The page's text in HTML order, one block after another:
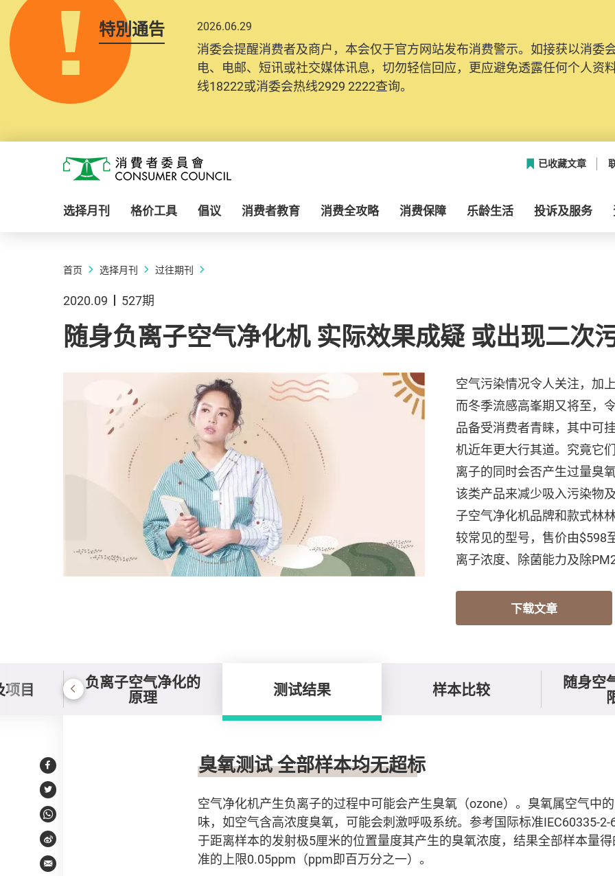
特別通告 2026.06.29
消委会提醒消费者及商户，本会仅于官方网站发布消费警示。如接获以消委
电、电邮、短讯或社交媒体讯息，切勿轻信回应，更应避免透露任何个人资
线18222或消委会热线2929 2222查询。
消费者委员会
已收藏文章
选择月刊 格价工具 倡议 消费者教育 消费全攻略 消费保障 乐龄生活 投诉及服务
首页 选择月刊 过往期刊
2020.09 527期
随身负离子空气净化机 实际效果成疑 或出现二次
空气污染情况令人关注，加
而冬季流感高峯期又将至，
品备受消费者青睐，其中可
机近年更大行其道。究竟它
离子的同时会否产生过量臭
该类产品来减少吸入污染物
子空气净化机品牌和款式林
较常见的型号，售价由$598
离子浓度、除菌能力及除
下载文章
项目 负离子空气净化的
原理 测试结果 样本比较 随身空
Facebook
Twitter
WhatsApp
Weibo
Email
臭氧测试 全部样本均无超标
空气净化机产生负离子的过程中可能会产生臭氧（ozone）。臭氧属空气中
味，如空气含高浓度臭氧，可能会刺激呼吸系统。参考国际标准IEC60335-
于距离样本的发射极5厘米的位置量度其产生的臭氧浓度，结果全部样本量
准的上限0.05ppm（ppm即百万分之一）。